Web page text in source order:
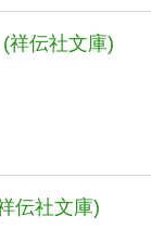
伝社文庫)
伝社文庫)